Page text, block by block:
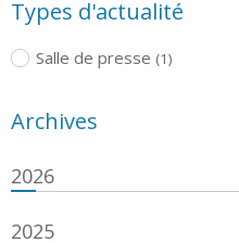
Types d'actualité
Salle de presse (1)
Archives
2026
2025